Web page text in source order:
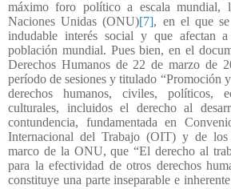
máximo foro político a escala mundial,
Naciones Unidas (ONU)[7], en el que se
indudable interés social y que afectan
población mundial. Pues bien, en el
Derechos Humanos de 22 de marzo de
período de sesiones y titulado “Promoción
derechos humanos, civiles, políticos,
culturales, incluidos el derecho al
contundencia, fundamentada en
Internacional del Trabajo (OIT) y de los
marco de la ONU, que “El derecho al
para la efectividad de otros derechos
constituye una parte inseparable e